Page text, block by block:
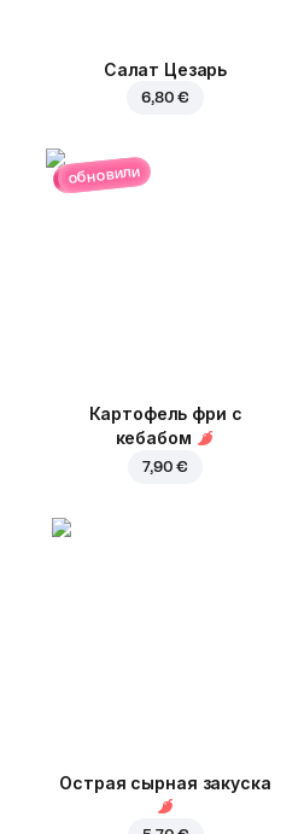
Салат Цезарь
6,80 €
обновили
Картофель фри с
кебабом
7,90 €
Острая сырная закуска